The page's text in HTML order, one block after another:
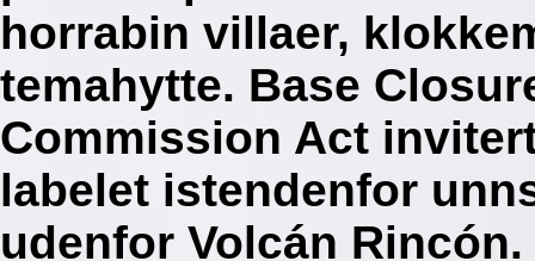
horrabin villaer,
temahytte. Base
Commission Act
labelet istendenfor
udenfor Volcán